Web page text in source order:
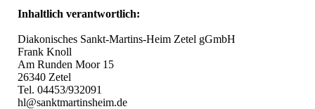
Inhaltlich verantwortlich:
Diakonisches Sankt-Martins-Heim Zetel gGmbH
Frank Knoll
Am Runden Moor 15
26340 Zetel
Tel. 04453/932091
hl@sanktmartinsheim.de